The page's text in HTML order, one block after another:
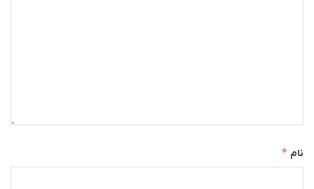
نام *